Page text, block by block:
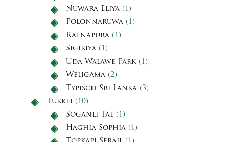
Nuwara Eliya (1)
Polonnaruwa (1)
Ratnapura (1)
Sigiriya (1)
Uda Walawe Park(1)
Weligama (2)
Typisch Sri Lanka (3)
Türkei (10)
Soganli-Tal (1)
Haghia Sophia (1)